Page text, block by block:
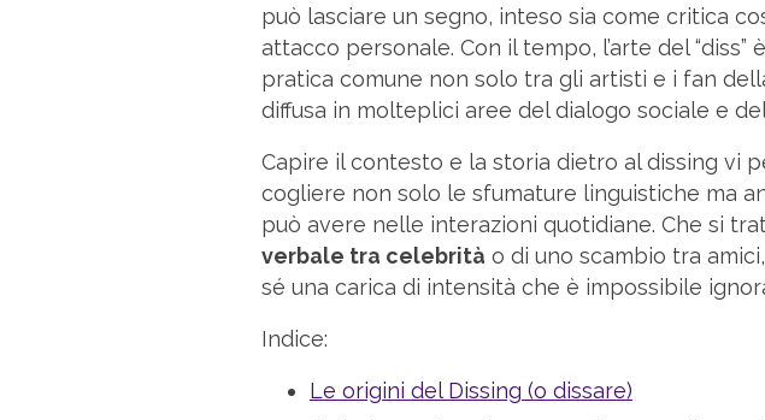
può lasciare un segno, inteso sia come critica
attacco personale. Con il tempo, l’arte del “diss”
pratica comune non solo tra gli artisti e i fan
diffusa in molteplici aree del dialogo sociale e
Capire il contesto e la storia dietro al dissing vi
cogliere non solo le sfumature linguistiche ma
può avere nelle interazioni quotidiane. Che si
verbale tra celebrità o di uno scambio tra
sé una carica di intensità che è impossibile
Indice:
Le origini del Dissing (o dissare)